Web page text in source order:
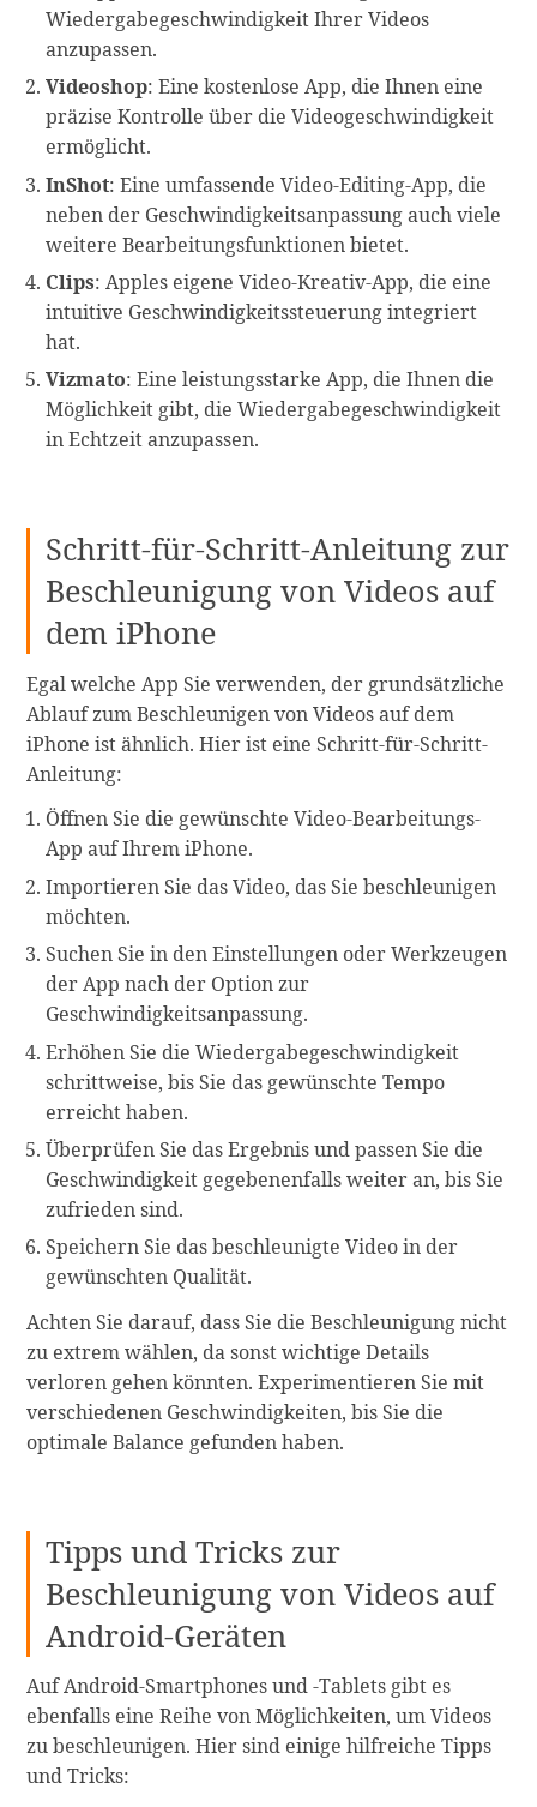
Wiedergabegeschwindigkeit Ihrer Videos
anzupassen.
Videoshop: Eine kostenlose App, die Ihnen eine
präzise Kontrolle über die Videogeschwindigkeit
ermöglicht.
InShot: Eine umfassende Video-Editing-App, die
neben der Geschwindigkeitsanpassung auch viele
weitere Bearbeitungsfunktionen bietet.
Clips: Apples eigene Video-Kreativ-App, die eine
intuitive Geschwindigkeitssteuerung integriert
hat.
Vizmato: Eine leistungsstarke App, die Ihnen die
Möglichkeit gibt, die Wiedergabegeschwindigkeit
in Echtzeit anzupassen.
Schritt-für-Schritt-Anleitung zur
Beschleunigung von Videos auf
dem iPhone
Egal welche App Sie verwenden, der grundsätzliche
Ablauf zum Beschleunigen von Videos auf dem
iPhone ist ähnlich. Hier ist eine Schritt-für-Schritt-
Anleitung:
Öffnen Sie die gewünschte Video-Bearbeitungs-
App auf Ihrem iPhone.
Importieren Sie das Video, das Sie beschleunigen
möchten.
Suchen Sie in den Einstellungen oder Werkzeugen
der App nach der Option zur
Geschwindigkeitsanpassung.
Erhöhen Sie die Wiedergabegeschwindigkeit
schrittweise, bis Sie das gewünschte Tempo
erreicht haben.
Überprüfen Sie das Ergebnis und passen Sie die
Geschwindigkeit gegebenenfalls weiter an, bis Sie
zufrieden sind.
Speichern Sie das beschleunigte Video in der
gewünschten Qualität.
Achten Sie darauf, dass Sie die Beschleunigung nicht
zu extrem wählen, da sonst wichtige Details
verloren gehen könnten. Experimentieren Sie mit
verschiedenen Geschwindigkeiten, bis Sie die
optimale Balance gefunden haben.
Tipps und Tricks zur
Beschleunigung von Videos auf
Android-Geräten
Auf Android-Smartphones und -Tablets gibt es
ebenfalls eine Reihe von Möglichkeiten, um Videos
zu beschleunigen. Hier sind einige hilfreiche Tipps
und Tricks: